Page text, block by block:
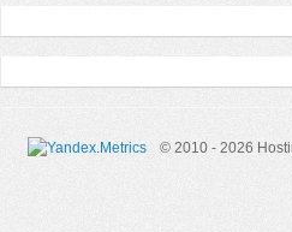
© 2010 - 2026